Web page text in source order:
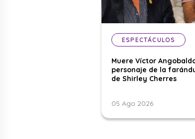
ESPECTÁCULOS
Muere Víctor
personaje de la
de Shirley Cherres
05 Ago 2026